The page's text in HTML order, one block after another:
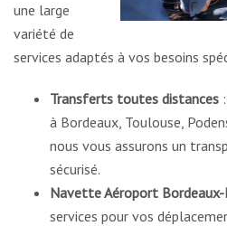
une large
variété de
services adaptés à vos besoins
Transferts toutes distances
à Bordeaux, Toulouse,
nous vous assurons un
sécurisé.
Navette Aéroport Bordeaux-
services pour vos